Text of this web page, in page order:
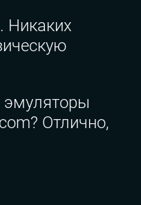
. Никаких
эмуляторы
Отлично,